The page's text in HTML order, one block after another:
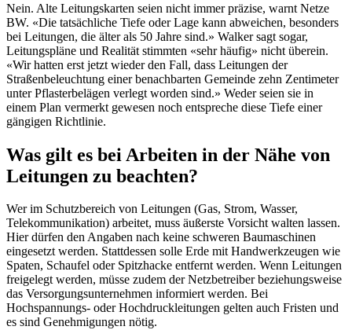
Nein. Alte Leitungskarten seien nicht immer präzise, warnt Netze
BW. «Die tatsächliche Tiefe oder Lage kann abweichen, besonders
bei Leitungen, die älter als 50 Jahre sind.» Walker sagt sogar,
Leitungspläne und Realität stimmten «sehr häufig» nicht überein.
«Wir hatten erst jetzt wieder den Fall, dass Leitungen der
Straßenbeleuchtung einer benachbarten Gemeinde zehn Zentimeter
unter Pflasterbelägen verlegt worden sind.» Weder seien sie in
einem Plan vermerkt gewesen noch entspreche diese Tiefe einer
gängigen Richtlinie.
Was gilt es bei Arbeiten in der Nähe von
Leitungen zu beachten?
Wer im Schutzbereich von Leitungen (Gas, Strom, Wasser,
Telekommunikation) arbeitet, muss äußerste Vorsicht walten lassen.
Hier dürfen den Angaben nach keine schweren Baumaschinen
eingesetzt werden. Stattdessen solle Erde mit Handwerkzeugen wie
Spaten, Schaufel oder Spitzhacke entfernt werden. Wenn Leitungen
freigelegt werden, müsse zudem der Netzbetreiber beziehungsweise
das Versorgungsunternehmen informiert werden. Bei
Hochspannungs- oder Hochdruckleitungen gelten auch Fristen und
es sind Genehmigungen nötig.